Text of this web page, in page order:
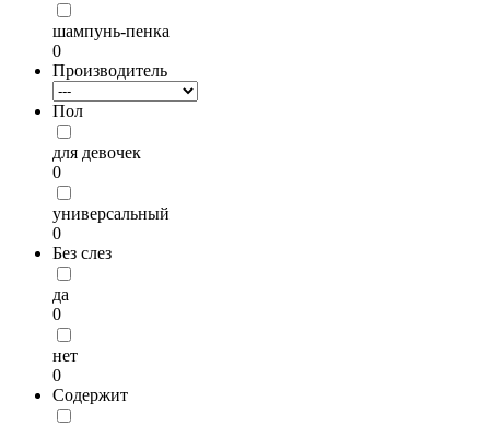
шампунь-пенка
0
Производитель
Пол
для девочек
0
универсальный
0
Без слез
да
0
нет
0
Содержит